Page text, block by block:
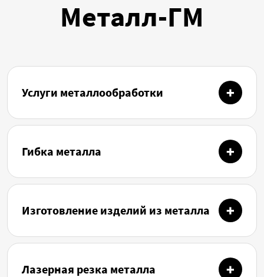
Металл-ГМ
Услуги металлообработки
Гибка металла
Изготовление изделий из металла
Лазерная резка металла